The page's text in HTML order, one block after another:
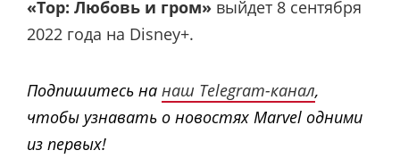
«Тор: Любовь и гром» выйдет 8 сентября
2022 года на Disney+.
Подпишитесь на наш Telegram-канал,
чтобы узнавать о новостях Marvel одними
из первых!